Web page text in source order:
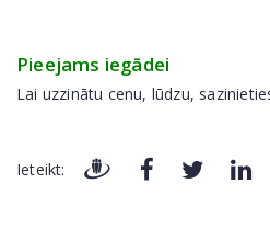
Pieejams iegādei
Lai uzzinātu cenu, lūdzu,
Ieteikt: